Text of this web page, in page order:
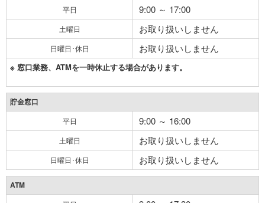
平日 9:00 ～ 17:00
土曜日 お取り扱いしません
日曜日･休日 お取り扱いしません
※ 窓口業務、ATMを一時休止する場合があります。
貯金窓口
平日 9:00 ～ 16:00
土曜日 お取り扱いしません
日曜日･休日 お取り扱いしません
ATM